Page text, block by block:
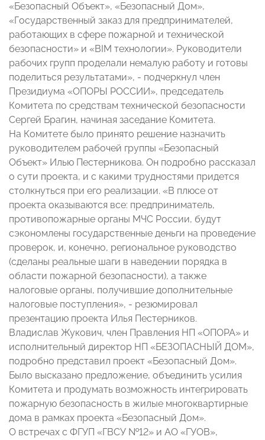
«Безопасный Объект», «Безопасный Дом»,
«Государственный заказ для предпринимателей,
работающих в сфере пожарной и технической
безопасности» и «BIM технологии». Руководители
рабочих групп проделали немалую работу и готовы
поделиться результатами», - подчеркнул член
Президиума «ОПОРЫ РОССИИ», председатель
Комитета по средствам технической безопасности
Сергей Брагин, начиная заседание Комитета.
На Комитете было принято решение назначить
руководителем рабочей группы «Безопасный
Объект» Илью Пестерникова. Он подробно рассказал
о сути проекта, и с какими трудностями придется
столкнуться при его реализации. «В плюсе от
проекта оказываются все: предприниматель,
противопожарные органы МЧС России, будут
сэкономлены государственные деньги на проведение
проверок, и, конечно, региональное руководство
(сделаны реальные шаги в наведении порядка в
области пожарной безопасности), а также
налоговые органы, получившие дополнительные
налоговые поступления», - резюмировал
презентацию проекта Илья Пестерников.
Владислав Жукович, член Правления НП «ОПОРА» и
исполнительный директор НП «БЕЗОПАСНЫЙ ДОМ»,
подробно представил проект «Безопасный Дом».
Было высказано предложение, объединить усилия
Комитета и продумать возможность интегрировать
пожарную безопасность в жилые многоквартирные
дома в рамках проекта «Безопасный Дом».
О встречах с ФГУП «ГВСУ №12» и АО «ГУОВ»,